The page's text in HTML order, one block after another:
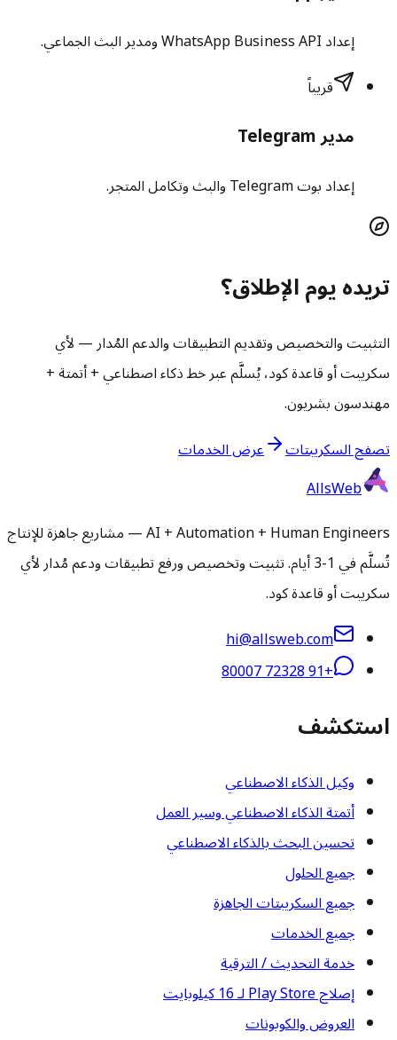
إعداد WhatsApp Business API ومدير البث الجماعي.
قريباً
مدير Telegram
إعداد بوت Telegram والبث وتكامل المتجر.
تريده يوم الإطلاق؟
التثبيت والتخصيص وتقديم التطبيقات والدعم المُدار — لأي
سكريبت أو قاعدة كود، يُسلَّم عبر خط ذكاء اصطناعي + أتمتة +
مهندسون بشريون.
تصفح السكريبتات
عرض الخدمات
AllsWeb
AI + Automation + Human Engineers — مشاريع جاهزة للإنتاج
تُسلَّم في 1-3 أيام. تثبيت وتخصيص ورفع تطبيقات ودعم مُدار لأي
سكريبت أو قاعدة كود.
hi@allsweb.com
+91 72328 80007
استكشف
وكيل الذكاء الاصطناعي
أتمتة الذكاء الاصطناعي وسير العمل
تحسين البحث بالذكاء الاصطناعي
جميع الحلول
جميع السكريبتات الجاهزة
جميع الخدمات
خدمة التحديث / الترقية
إصلاح Play Store لـ 16 كيلوبايت
العروض والكوبونات